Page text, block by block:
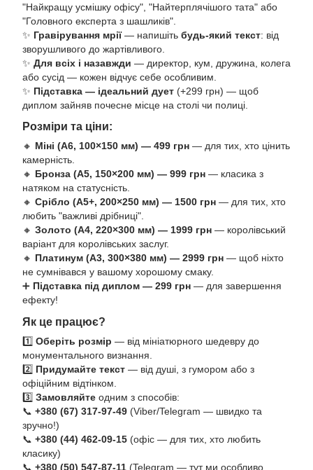
"Найкращу усмішку офісу", "Найтерплячішого тата" або
"Головного експерта з шашликів".
✨ Гравірування мрії— напишіть будь-який текст: від
зворушливого до жартівливого.
✨ Для всіх і назавжди — директор, кум, дружина, колега
або сусід — кожен відчує себе особливим.
✨ Підставка — ідеальний дует (+299 грн) — щоб
диплом зайняв почесне місце на столі чи полиці.
Розміри та ціни:
🔸 Міні (А6, 100×150 мм) — 499 грн — для тих, хто цінить
камерність.
🔸 Бронза (А5, 150×200 мм) — 999 грн — класика з
натяком на статусність.
🔸 Срібло (А5+, 200×250 мм) — 1500 грн — для тих, хто
любить "важливі дрібниці".
🔸 Золото (А4, 220×300 мм) — 1999 грн — королівський
варіант для королівських заслуг.
🔸 Платинум (А3, 300×380 мм) — 2999 грн — щоб ніхто
не сумнівався у вашому хорошому смаку.
➕ Підставка під диплом — 299 грн — для завершення
ефекту!
Як це працює?
1️⃣ Оберіть розмір — від мініатюрного шедевру до
монументального визнання.
2️⃣ Придумайте текст — від душі, з гумором або з
офіційним відтінком.
3️⃣ Замовляйте одним з способів:
📞 +380 (67) 317-97-49 (Viber/Telegram — швидко та
зручно!)
📞 +380 (44) 462-09-15 (офіс — для тих, хто любить
класику)
📞 +380 (50) 547-87-11 (Telegram — тут ми особливо